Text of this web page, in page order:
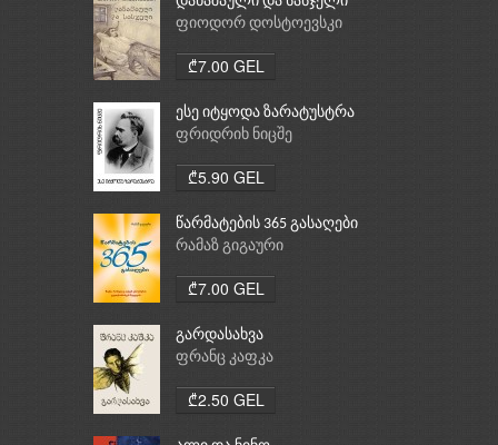
ფიოდორ დოსტოევსკი
₾7.00 GEL
ესე იტყოდა ზარატუსტრა
ფრიდრიხ ნიცშე
₾5.90 GEL
წარმატების 365 გასაღები
რამაზ გიგაური
₾7.00 GEL
გარდასახვა
ფრანც კაფკა
₾2.50 GEL